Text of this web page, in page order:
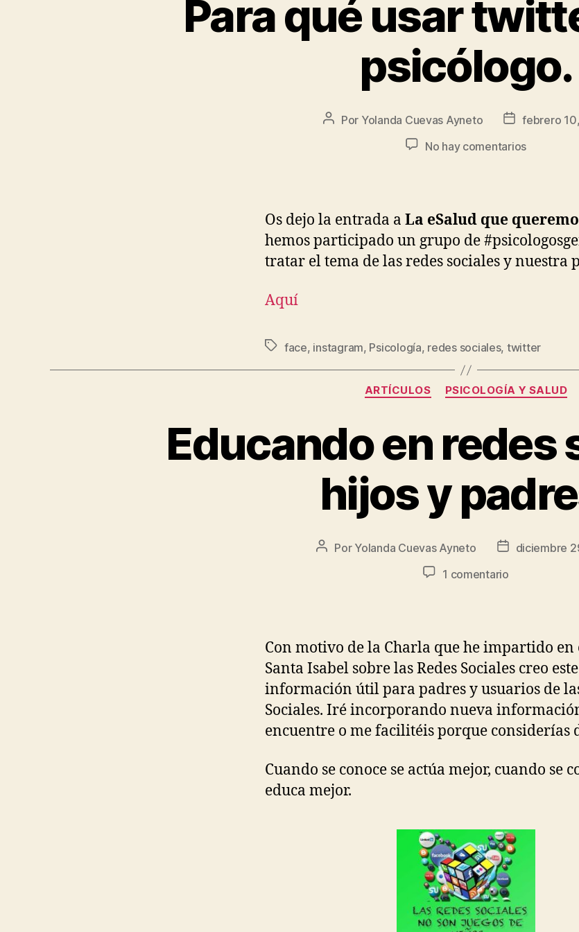
Para qué usar
psicólogo.
Por Yolanda Cuevas Ayneto
febrero
No hay comentarios
Os dejo la entrada a La eSalud que
hemos participado un grupo de
tratar el tema de las redes sociales y nuestra
Aquí
face, instagram, Psicología, redes sociales, twitter
ARTÍCULOS PSICOLOGÍA Y SALUD
Educando en redes
hijos y
Por Yolanda Cuevas Ayneto
diciembre
1 comentario
Con motivo de la Charla que he impartido en
Santa Isabel sobre las Redes Sociales creo
información útil para padres y usuarios de
Sociales. Iré incorporando nueva
encuentre o me facilitéis porque considerías
Cuando se conoce se actúa mejor, cuando se
educa mejor.